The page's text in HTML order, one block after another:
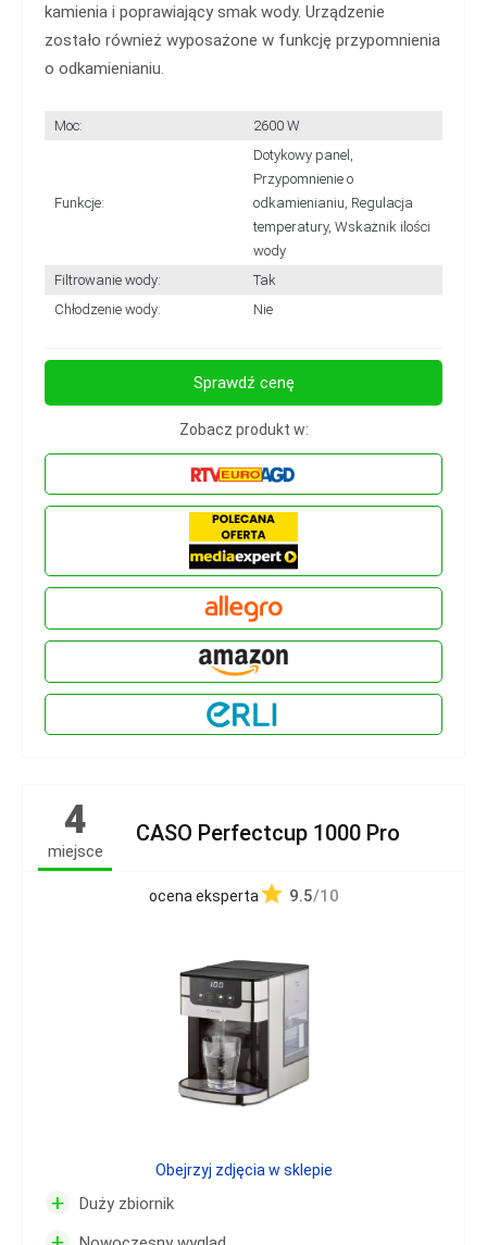
kamienia i poprawiający smak wody. Urządzenie
zostało również wyposażone w funkcję przypomnienia
o odkamienianiu.
Moc: 2600 W
Funkcje:
Dotykowy panel,
Przypomnienie o
odkamienianiu, Regulacja
temperatury, Wskażnik ilości
wody
Filtrowanie wody:
Tak
Chłodzenie wody:
Nie
Sprawdź cenę
Zobacz produkt w:
4
miejsce
CASO Perfectcup 1000 Pro
ocena eksperta 9.5/10
+ Duży zbiornik
Obejrzyj zdjęcia w sklepie